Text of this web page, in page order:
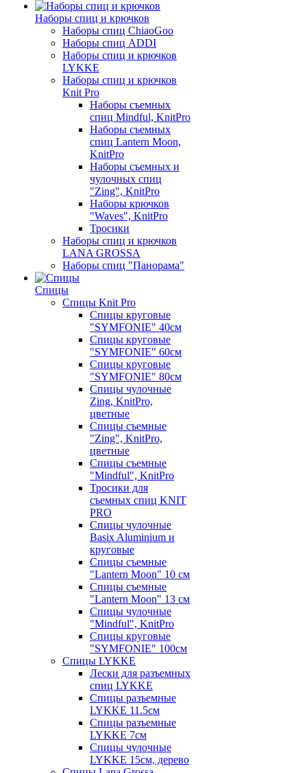
Наборы спиц и крючков
Наборы спиц ChiaoGoo
Наборы спиц ADDI
Наборы спиц и крючков
LYKKE
Наборы спиц и крючков
Knit Pro
Наборы съемных
спиц Mindful, KnitPro
Наборы съемных
спиц Lantern Moon,
KnitPro
Наборы съемных и
чулочных спиц
"Zing", KnitPro
Наборы крючков
"Waves", KnitPro
Тросики
Наборы спиц и крючков
LANA GROSSA
Наборы спиц "Панорама"
Спицы
Спицы Knit Pro
Спицы круговые
"SYMFONIE" 40см
Спицы круговые
"SYMFONIE" 60см
Спицы круговые
"SYMFONIE" 80см
Спицы чулочные
Zing, KnitPro,
цветные
Спицы съемные
"Zing", KnitPro,
цветные
Спицы съемные
"Mindful", KnitPro
Тросики для
съемных спиц KNIT
PRO
Спицы чулочные
Basix Aluminium и
круговые
Спицы съемные
"Lantern Moon" 10 см
Спицы съемные
"Lantern Moon" 13 см
Спицы чулочные
"Mindful", KnitPro
Спицы круговые
"SYMFONIE" 100см
Спицы LYKKE
Лески для разъемных
спиц LYKKE
Спицы разъемные
LYKKE 11.5см
Спицы разъемные
LYKKE 7см
Спицы чулочные
LYKKE 15см, дерево